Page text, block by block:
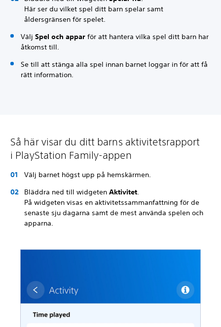
Här ser du vilket spel ditt barn spelar samt
åldersgränsen för spelet.
Välj Spel och appar för att hantera vilka spel ditt barn har
åtkomst till.
Se till att stänga alla spel innan barnet loggar in för att få
rätt information.
Så här visar du ditt barns aktivitetsrapport
i PlayStation Family-appen
Välj barnet högst upp på hemskärmen.
Bläddra ned till widgeten Aktivitet.
På widgeten visas en aktivitetssammanfattning för de
senaste sju dagarna samt de mest använda spelen och
apparna.